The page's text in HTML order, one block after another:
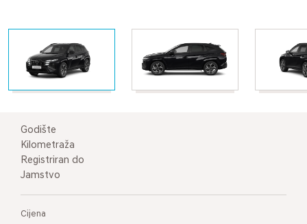
Godište
Kilometraža
Registriran do
Jamstvo
Cijena